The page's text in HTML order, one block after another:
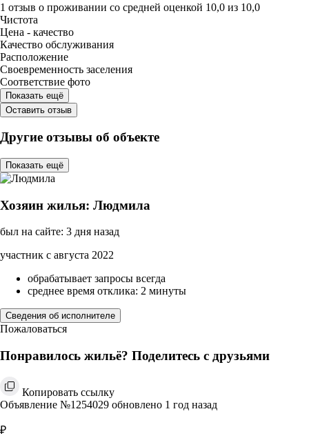
1 отзыв о проживании со средней оценкой 10,0 из 10,0
Чистота
Цена - качество
Качество обслуживания
Расположение
Своевременность заселения
Соответствие фото
Показать ещё
Оставить отзыв
Другие отзывы об объекте
Показать ещё
Хозяин жилья: Людмила
был на сайте: 3 дня назад
участник с августа 2022
обрабатывает запросы всегда
среднее время отклика: 2 минуты
Сведения об исполнителе
Пожаловаться
Понравилось жильё? Поделитесь с друзьями
Копировать ссылку
Объявление №1254029 обновлено 1 год назад
₽